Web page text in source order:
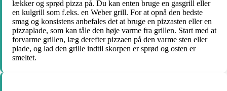
lækker og sprød pizza på. Du kan enten bruge en gasgrill eller
en kulgrill som f.eks. en Weber grill. For at opnå den bedste
smag og konsistens anbefales det at bruge en pizzasten eller en
pizzaplade, som kan tåle den høje varme fra grillen. Start med at
forvarme grillen, læg derefter pizzaen på den varme sten eller
plade, og lad den grille indtil skorpen er sprød og osten er
smeltet.